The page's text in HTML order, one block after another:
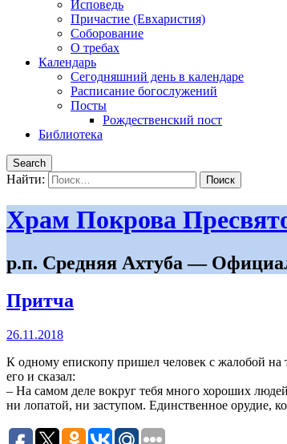
Исповедь
Причастие (Евхаристия)
Соборование
О требах
Календарь
Сегодняшний день в календаре
Расписание богослужений
Посты
Рождественский пост
Библиотека
Search
Найти:
Храм Покрова
р.п. Средняя Ахтуба —
Притча
26.11.2018
К одному епископу пришел человек с жалобой на
его и сказал:
– На самом деле вокруг тебя много хороших
ни лопатой, ни заступом. Единственное орудие,